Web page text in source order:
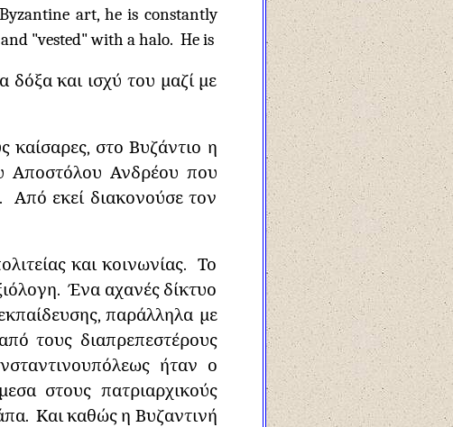
art, he is constantly
"vested" with a halo. He is
δόξα και ισχύ του μαζί με
καίσαρες, στο Βυζάντιο η
Αποστόλου Ανδρέου που
Από εκεί διακονούσε τον
και κοινωνίας. Το
Ένα αχανές δίκτυο
παράλληλα με
τους διαπρεπεστέρους
ήταν ο
στους πατριαρχικούς
Και καθώς η Βυζαντινή